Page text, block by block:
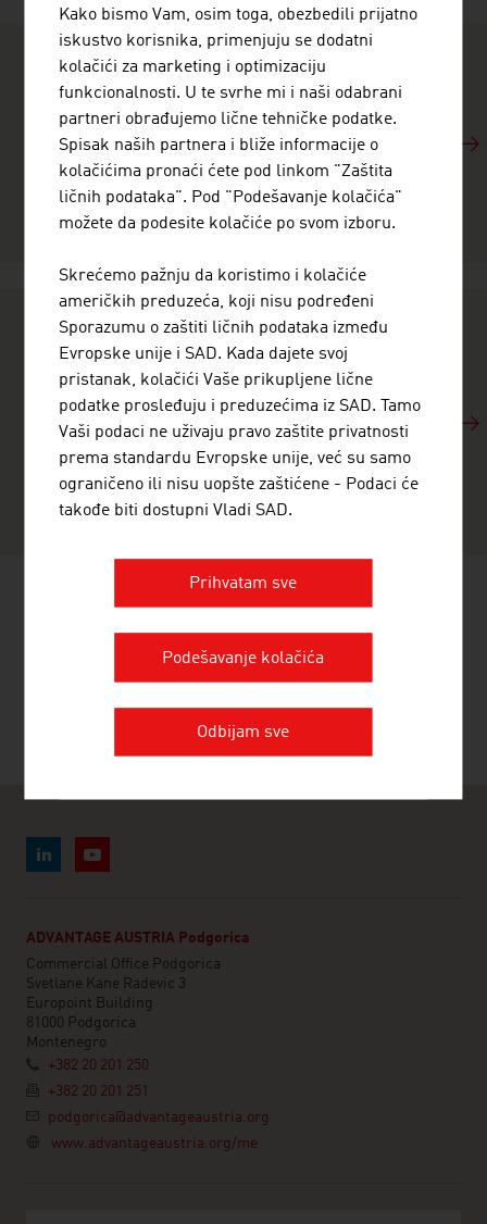
BROJKE I ČINJENICE
Brzo i precizno informišemo o privrednim podacima,
globalnoj ulozi i internacionalnom angažmanu
Austrije: sa ovim brojevima i činjenicama steći ćete
uvid u zemlju i njenu privredu.
DA LI STE ZNALI DA...
Austrija je privreda vrhunskih performansi. Naši
promotivni video-snimci će Vas u roku od tri minute
informisati zašto je privreda Austrije "Jednostavno
genijalna". Priče o uspehu austrijskih preduzeća
svedočiće o privrednom potencijalu Austrije.
PREPORUČI
ADVANTAGE AUSTRIA Podgorica
Commercial Office Podgorica
Svetlane Kane Radevic 3
Europoint Building
81000 Podgorica
Montenegro
+382 20 201 250
+382 20 201 251
podgorica@advantageaustria.org
www.advantageaustria.org/me
Kako bismo Vam, osim toga, obezbedili prijatno
iskustvo korisnika, primenjuju se dodatni
kolačići za marketing i optimizaciju
funkcionalnosti. U te svrhe mi i naši odabrani
partneri obrađujemo lične tehničke podatke.
Spisak naših partnera i bliže informacije o
kolačićima pronaći ćete pod linkom "Zaštita
ličnih podataka". Pod "Podešavanje kolačića"
možete da podesite kolačiće po svom izboru.
Skrećemo pažnju da koristimo i kolačiće
američkih preduzeća, koji nisu podređeni
Sporazumu o zaštiti ličnih podataka između
Evropske unije i SAD. Kada dajete svoj
pristanak, kolačići Vaše prikupljene lične
podatke prosleđuju i preduzećima iz SAD. Tamo
Vaši podaci ne uživaju pravo zaštite privatnosti
prema standardu Evropske unije, već su samo
ograničeno ili nisu uopšte zaštićene - Podaci će
takođe biti dostupni Vladi SAD.
Prihvatam sve
Podešavanje kolačića
Odbijam sve